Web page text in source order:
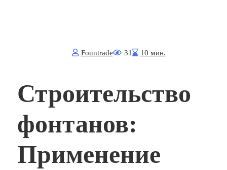
Fоuntrade 31 10 мин.
Строительство
фонтанов:
Применение